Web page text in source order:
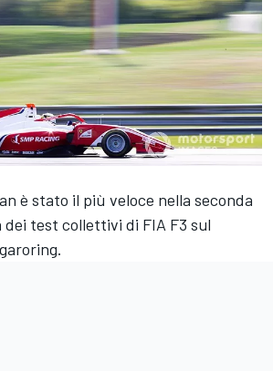
è stato il più veloce nella seconda
test collettivi di FIA F3 sul